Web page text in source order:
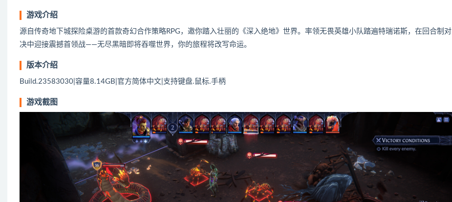
游戏介绍
源自传奇地下城探险桌游的首款奇幻合作策略RPG，邀你踏入壮丽的《深入绝地》世界。率领无畏英雄小队踏遍特瑞诺斯，在回合制对
决中迎接震撼首领战——无尽黑暗即将吞噬世界，你的旅程将改写命运。
版本介绍
Build.23583030|容量8.14GB|官方简体中文|支持键盘.鼠标.手柄
游戏截图